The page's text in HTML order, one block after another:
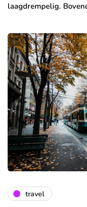
laagdrempelig.
travel